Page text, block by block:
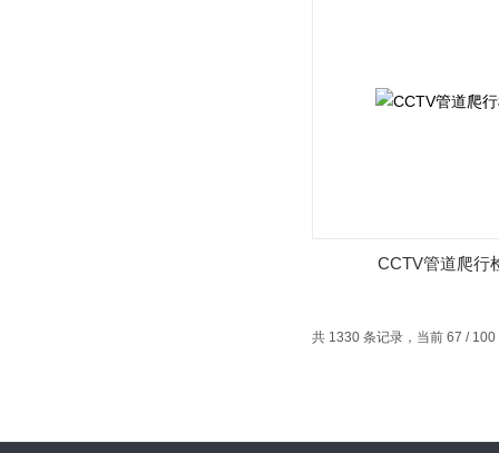
CCTV管道爬行
共 1330 条记录，当前 67 /